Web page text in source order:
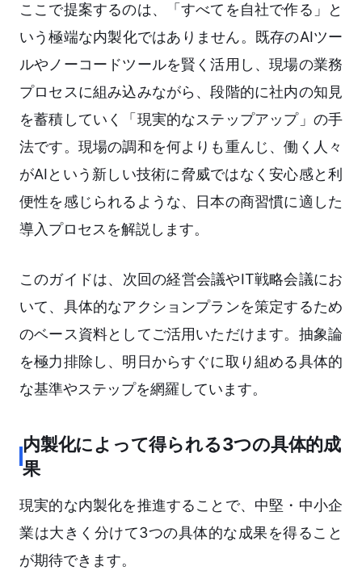
ここで提案するのは、「すべてを自社で作る」と
いう極端な内製化ではありません。既存のAIツー
ルやノーコードツールを賢く活用し、現場の業務
プロセスに組み込みながら、段階的に社内の知見
を蓄積していく「現実的なステップアップ」の手
法です。現場の調和を何よりも重んじ、働く人々
がAIという新しい技術に脅威ではなく安心感と利
便性を感じられるような、日本の商習慣に適した
導入プロセスを解説します。
このガイドは、次回の経営会議やIT戦略会議にお
いて、具体的なアクションプランを策定するため
のベース資料としてご活用いただけます。抽象論
を極力排除し、明日からすぐに取り組める具体的
な基準やステップを網羅しています。
内製化によって得られる3つの具体的成
果
現実的な内製化を推進することで、中堅・中小企
業は大きく分けて3つの具体的な成果を得ること
が期待できます。